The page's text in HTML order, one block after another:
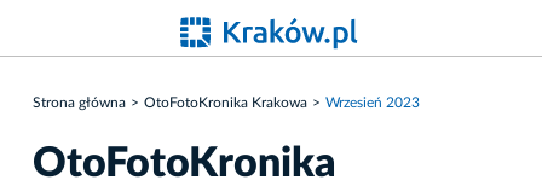
Strona główna OtoFotoKronika Krakowa Wrzesień 2023
OtoFotoKronika